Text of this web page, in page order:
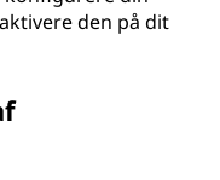
den på dit